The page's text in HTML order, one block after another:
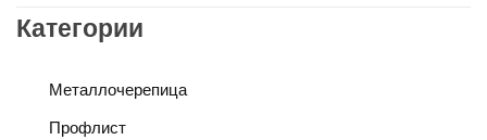
Категории
Металлочерепица
Профлист